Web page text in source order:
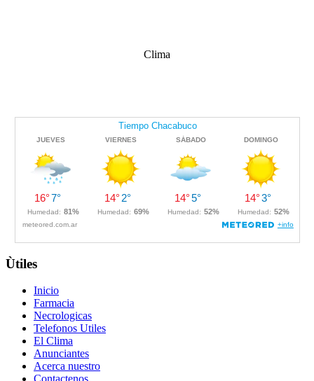
Clima
Ùtiles
Inicio
Farmacia
Necrologicas
Telefonos Utiles
El Clima
Anunciantes
Acerca nuestro